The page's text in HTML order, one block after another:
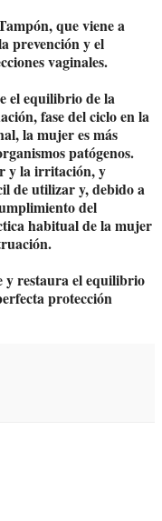
que viene a
prevención y el
vaginales.
el equilibrio de la
fase del ciclo en la
la mujer es más
patógenos.
y la irritación, y
de utilizar y, debido a
del
habitual de la mujer
y restaura el equilibrio
protección